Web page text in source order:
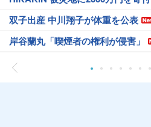
双子出産 中川翔子が体重を公表
岸谷蘭丸「喫煙者の権利が侵害」